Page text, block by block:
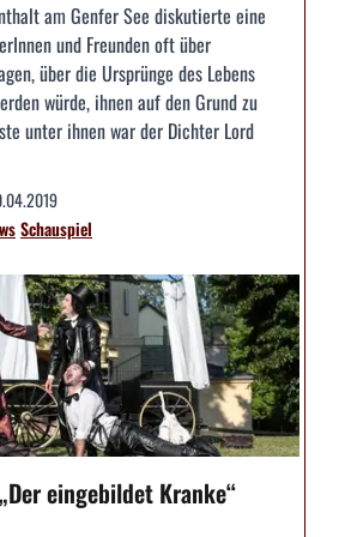
am Genfer See diskutierte eine
und Freunden oft über
über die Ursprünge des Lebens
würde, ihnen auf den Grund zu
unter ihnen war der Dichter Lord
Schauspiel
eingebildet Kranke“